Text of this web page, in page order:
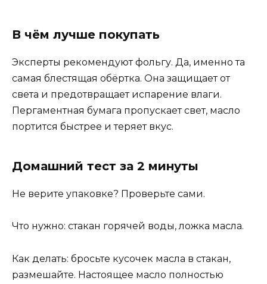
В чём лучше покупать
Эксперты рекомендуют фольгу. Да, именно та
самая блестящая обёртка. Она защищает от
света и предотвращает испарение влаги.
Пергаментная бумага пропускает свет, масло
портится быстрее и теряет вкус.
Домашний тест за 2 минуты
Не верите упаковке? Проверьте сами.
Что нужно: стакан горячей воды, ложка масла.
Как делать: бросьте кусочек масла в стакан,
размешайте. Настоящее масло полностью